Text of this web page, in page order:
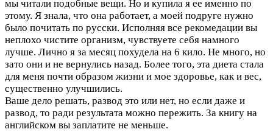
мы читали подобные вещи. Но и купила я ее именно по
этому. Я знала, что она работает, а моей подруге нужно
было почитать по русски. Исполняя все рекомедации вы
неплохо чистите организм, чувствуете себя намного
лучше. Лично я за месяц похудела на 6 кило. Не много, но
зато они и не вернулись назад. Более того, эта диета стала
для меня почти образом жизни и мое здоровье, как и вес,
существенно улучшились.
Ваше дело решать, развод это или нет, но если даже и
развод, то ради результата можно пережить. За книгу на
английском вы заплатите не меньше.